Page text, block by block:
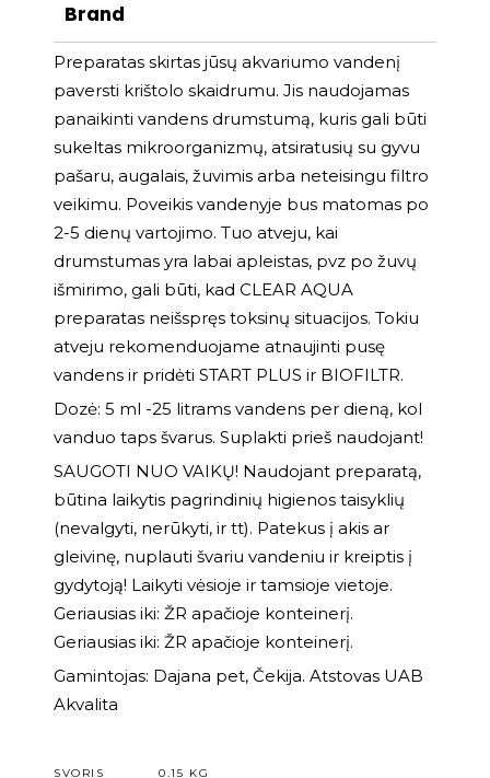
Brand
Preparatas skirtas jūsų akvariumo vandenį
paversti krištolo skaidrumu. Jis naudojamas
panaikinti vandens drumstumą, kuris gali būti
sukeltas mikroorganizmų, atsiratusių su gyvu
pašaru, augalais, žuvimis arba neteisingu filtro
veikimu. Poveikis vandenyje bus matomas po
2-5 dienų vartojimo. Tuo atveju, kai
drumstumas yra labai apleistas, pvz po žuvų
išmirimo, gali būti, kad CLEAR AQUA
preparatas neišspręs toksinų situacijos. Tokiu
atveju rekomenduojame atnaujinti pusę
vandens ir pridėti START PLUS ir BIOFILTR.
Dozė: 5 ml -25 litrams vandens per dieną, kol
vanduo taps švarus. Suplakti prieš naudojant!
SAUGOTI NUO VAIKŲ! Naudojant preparatą,
būtina laikytis pagrindinių higienos taisyklių
(nevalgyti, nerūkyti, ir tt). Patekus į akis ar
gleivinę, nuplauti švariu vandeniu ir kreiptis į
gydytoją! Laikyti vėsioje ir tamsioje vietoje.
Geriausias iki: ŽR apačioje konteinerį.
Geriausias iki: ŽR apačioje konteinerį.
Gamintojas: Dajana pet, Čekija. Atstovas UAB
Akvalita
SVORIS 0.15 KG